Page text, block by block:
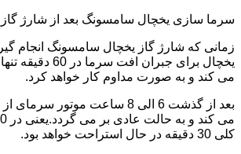
سرما سازی یخچال سامسونگ بعد از شارژ گاز
زمانی که شارژ گاز یخچال سامسونگ انجام
می کند و به صورت مداوم کار خواهد کرد.
بعد از گذشت 6 الی 8 ساعت موتور
کلی 30 دقیقه در حال استراحت خواهد بود.